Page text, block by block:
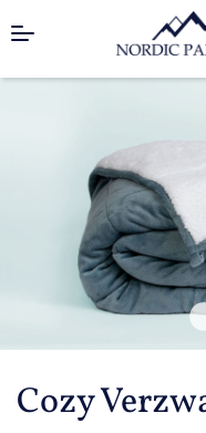
Cozy